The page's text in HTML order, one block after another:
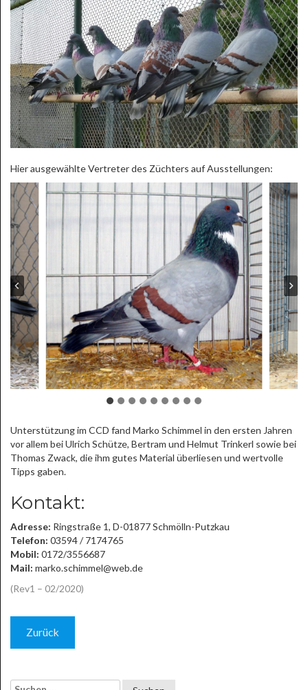
Hier ausgewählte Vertreter des Züchters auf Ausstellungen:
Unterstützung im CCD fand Marko Schimmel in den ersten Jahren
vor allem bei Ulrich Schütze, Bertram und Helmut Trinkerl sowie bei
Thomas Zwack, die ihm gutes Material überliesen und wertvolle
Tipps gaben.
Kontakt:
Adresse: Ringstraße 1, D-01877 Schmölln-Putzkau
Telefon: 03594 / 7174765
Mobil: 0172/3556687
Mail: marko.schimmel@web.de
(Rev1 – 02/2020)
Zurück
Suchen